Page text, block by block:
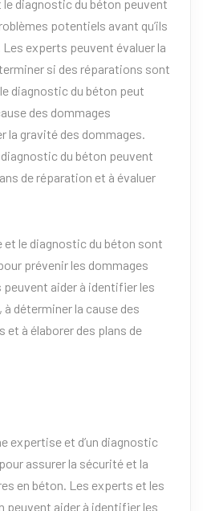
le diagnostic du béton peuvent
potentiels avant qu’ils
experts peuvent évaluer la
si des réparations sont
diagnostic du béton peut
des dommages
la gravité des dommages.
du béton peuvent
de réparation et à évaluer
et le diagnostic du béton sont
prévenir les dommages
aider à identifier les
déterminer la cause des
à élaborer des plans de
expertise et d’un diagnostic
assurer la sécurité et la
en béton. Les experts et les
peuvent aider à identifier les